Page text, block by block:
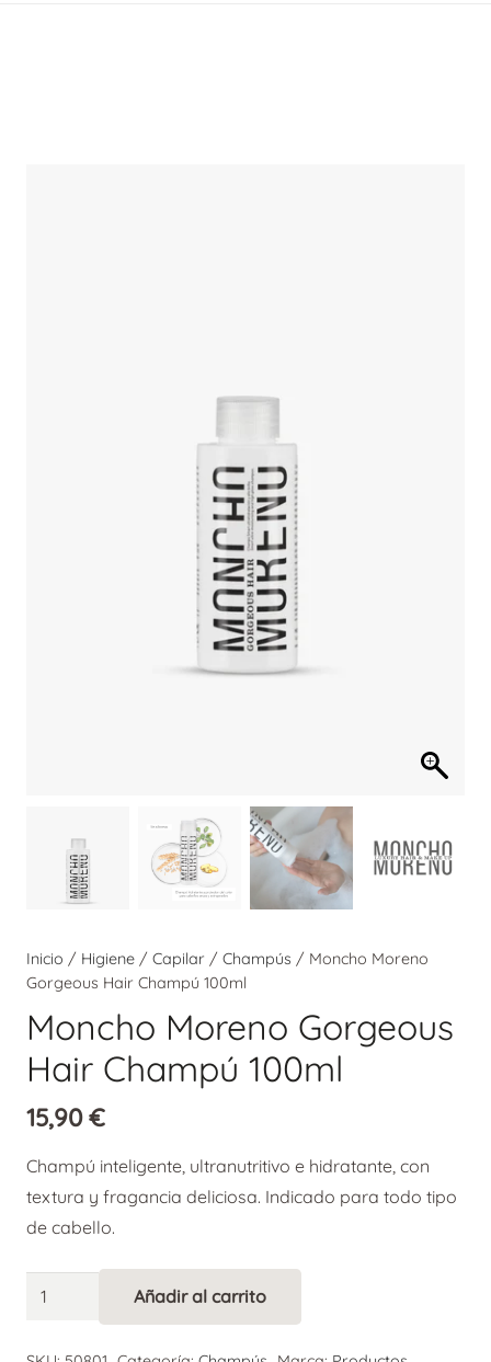
Inicio / Higiene / Capilar / Champús / Moncho Moreno
Gorgeous Hair Champú 100ml
Moncho Moreno Gorgeous
Hair Champú 100ml
15,90€
Champú inteligente, ultranutritivo e hidratante, con
textura y fragancia deliciosa. Indicado para todo tipo
de cabello.
Moncho
Añadir al carrito